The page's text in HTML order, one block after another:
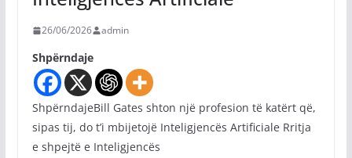
26/06/2026 admin
Shpërndaje
ShpërndajeBill Gates shton një profesion të katërt që,
sipas tij, do t’i mbijetojë Inteligjencës Artificiale Rritja
e shpejtë e Inteligjencës